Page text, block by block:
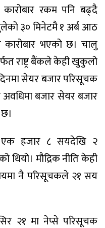
रकम पनि बढ्दै
३० मिनेटमै १ अर्ब आठ
भएको छ। चालु
राष्ट्र बैंकले केही खुकुलो
सेयर बजार परिसूचक
बजार सेयर बजार
हजार ८ सयदेखि २
थियो। मौद्रिक नीति केही
नै परिसूचकले २१ सय
२१ मा नेप्से परिसूचक